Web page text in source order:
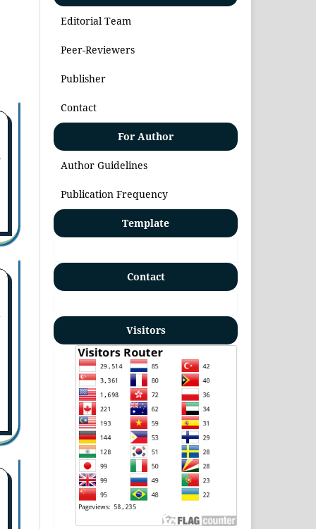
Editorial Team
Peer-Reviewers
Publisher
Contact
For Author
Author Guidelines
Publication Frequency
Template
Contact
Visitors